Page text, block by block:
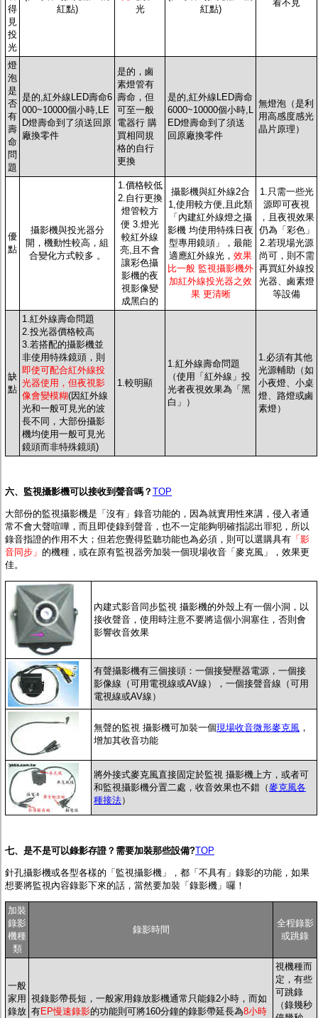
得
見
投
光
紅點)
光
紅點)
看不見
燈
泡
是
否
有
壽
命
問
題
是的,紅外線LED壽命6
000~10000個小時,LE
D燈壽命到了須送回原
廠換零件
是的，鹵
素燈管有
壽命，但
可至一般
電器行 購
買相同規
格的自行
更換
是的,紅外線LED壽命
6000~10000個小時,L
ED燈壽命到了須送
回原廠換零件
無燈泡（是利
用高感度感光
晶片原理）
優
點
攝影機與投光器分
開，機動性較高，組
合變化方式較多 。
1.價格較低
2.自行更換
燈管較方
便 3.燈光
較紅外線
亮,且不會
讓彩色攝
影機的夜
視影像變
成黑白的
攝影機與紅外線2合
1,使用較方便,且此類
「內建紅外線燈之攝
影機 均使用特殊日夜
型專用鏡頭」，最能
適應紅外線光， 效果
比一般 監視攝影機外
加紅外線投光器之效
果 更清晰
1.只需一些光
源即可夜視
，且夜視效果
仍為「彩色」
2.若現場光源
尚可，則不需
再買紅外線投
光器、鹵素燈
等設備
缺
點
1.紅外線壽命問題
2.投光器價格較高
3.若搭配的攝影機並
非使用特殊鏡頭，則
即使可配合紅外線投
光器使用，但夜視影
像會變模糊(因紅外線
光和一般可見光的波
長不同，大部份攝影
機均使用一般可見光
鏡頭而非特殊鏡頭)
1.較明顯
1.紅外線壽命問題
（使用「紅外線」投
光者夜視效果為「黑
白」）
1.必須有其他
光源輔助（如
小夜燈、小桌
燈、路燈或鹵
素燈）
六、監視攝影機可以接收到聲音嗎？ TOP
大部份的監視攝影機是「沒有」錄音功能的，因為就實用性來講，侵入者通
常不會大聲喧嘩，而且即使錄到聲音，也不一定能夠明確指認出罪犯，所以
錄音指證的作用不大；但若您覺得監聽功能也為必須，則可以選購具有 「影
音同步」 的機種，或在原有監視器旁加裝一個現場收音「麥克風」，效果更
佳。
內建式影音同步監視 攝影機的外殼上有一個小洞，以
接收聲音，使用時注意不要將這個小洞塞住，否則會
影響收音效果
有聲攝影機有三個接頭：一個接變壓器電源，一個接
影像線（可用電視線或AV線），一個接聲音線（可用
電視線或AV線）
無聲的監視 攝影機可加裝一個現場收音微形麥克風 ，
增加其收音功能
將外接式麥克風直接固定於監視 攝影機上方，或者可
和監視攝影機分置二處，收音效果也不錯（麥克風各
種接法）
七、 是不是可以錄影存證？需要加裝那些設備?TOP
針孔攝影機或各型各樣的「監視攝影機」，都「不具有」錄影的功能，如果
想要將監視內容錄影下來的話，當然要加裝「錄影機」囉！
加裝
錄影
機種
類
錄影時間
全程錄影
或跳錄
一般
家用
錄放
視錄影帶長短，一般家用錄放影機通常只能錄2小時，而如
有EP慢速錄影的功能則可將160分鐘的錄影帶延長為8小時
視機種而
定，有些
可跳錄
（錄幾秒